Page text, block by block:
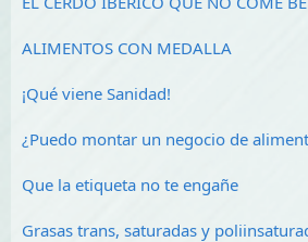
ALIMENTOS CON MEDALLA
¡Qué viene Sanidad!
¿Puedo montar un negocio de
Que la etiqueta no te engañe
Grasas trans, saturadas y